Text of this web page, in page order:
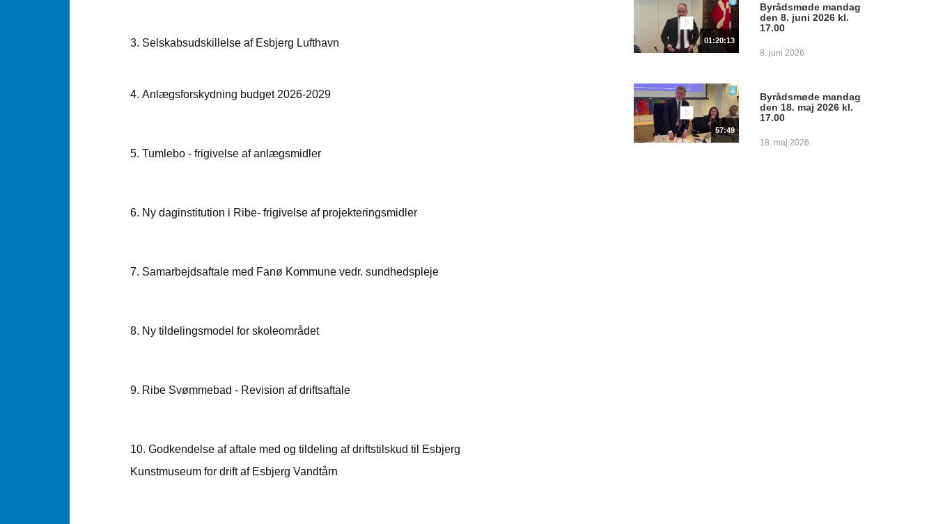
3. Selskabsudskillelse af Esbjerg Lufthavn
4. Anlægsforskydning budget 2026-2029
5. Tumlebo - frigivelse af anlægsmidler
6. Ny daginstitution i Ribe- frigivelse af projekteringsmidler
7. Samarbejdsaftale med Fanø Kommune vedr. sundhedspleje
8. Ny tildelingsmodel for skoleområdet
9. Ribe Svømmebad - Revision af driftsaftale
10. Godkendelse af aftale med og tildeling af driftstilskud til Esbjerg
Kunstmuseum for drift af Esbjerg Vandtårn
01:20:13
Byrådsmøde mandag
den 8. juni 2026 kl.
17.00
8. juni 2026
57:49
Byrådsmøde mandag
den 18. maj 2026 kl.
17.00
18. maj 2026